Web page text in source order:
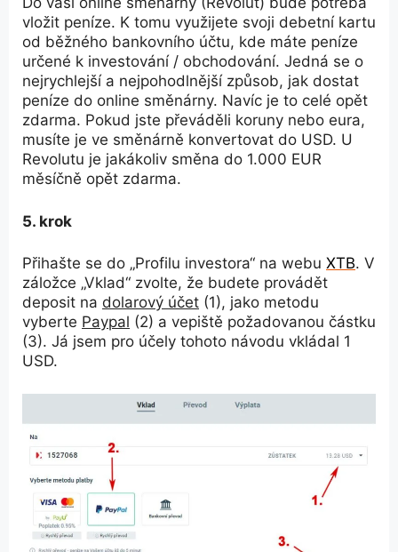
vložit peníze. K tomu využijete svoji debetní kartu
od běžného bankovního účtu, kde máte peníze
určené k investování / obchodování. Jedná se o
nejrychlejší a nejpohodlnější způsob, jak dostat
peníze do online směnárny. Navíc je to celé opět
zdarma. Pokud jste převáděli koruny nebo eura,
musíte je ve směnárně konvertovat do USD. U
Revolutu je jakákoliv směna do 1.000 EUR
měsíčně opět zdarma.
5. krok
Přihašte se do „Profilu investora“ na webu XTB. V
záložce „Vklad“ zvolte, že budete provádět
deposit na dolarový účet (1), jako metodu
vyberte Paypal (2) a vepiště požadovanou částku
(3). Já jsem pro účely tohoto návodu vkládal 1
USD.